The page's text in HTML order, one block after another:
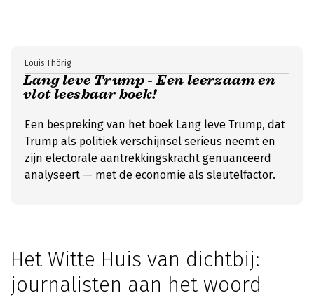
Lang leve Trump - Een leerzaam en
vlot leesbaar boek!
Louis Thörig
Een bespreking van het boek Lang leve Trump, dat
Trump als politiek verschijnsel serieus neemt en
zijn electorale aantrekkingskracht genuanceerd
analyseert — met de economie als sleutelfactor.
Het Witte Huis van dichtbij:
journalisten aan het woord